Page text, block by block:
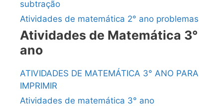
subtração
Atividades de matemática 2° ano problemas
Atividades de Matemática 3°
ano
ATIVIDADES DE MATEMÁTICA 3° ANO PARA
IMPRIMIR
Atividades de matemática 3° ano